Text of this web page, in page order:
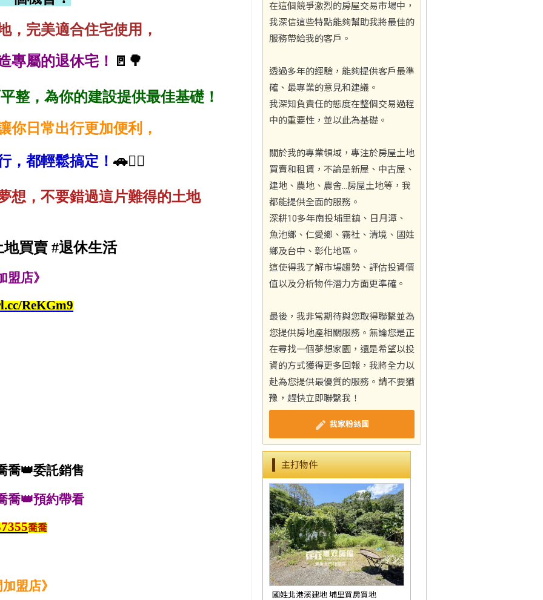
在這個競爭激烈的房屋交易市場中，
我深信這些特點能夠幫助我將最佳的
服務帶給我的客戶。
透過多年的經驗，能夠提供客戶最準
確、最專業的意見和建議。
我深知負責任的態度在整個交易過程
中的重要性，並以此為基礎。
關於我的專業領域，專注於房屋土地
買賣和租賃，不論是新屋、中古屋、
建地、農地、農舍…房屋土地等，我
都能提供全面的服務。
深耕10多年南投埔里鎮、日月潭、
魚池鄉、仁愛鄉、霧社、清境、國姓
鄉及台中、彰化地區。
這使得我了解市場趨勢、評估投資價
值以及分析物件潛力方面更準確。
最後，我非常期待與您取得聯繫並為
您提供房地產相關服務。無論您是正
在尋找一個夢想家園，還是希望以投
資的方式獲得更多回報，我將全力以
赴為您提供最優質的服務。請不要猶
豫，趕快立即聯繫我！
我家粉絲團
主打物件
國姓北港溪建地 埔里買房買地